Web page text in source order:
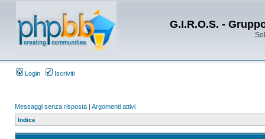
G.I.R.O.S. -
Login Iscriviti
Messaggi senza risposta | Argomenti attivi
Indice